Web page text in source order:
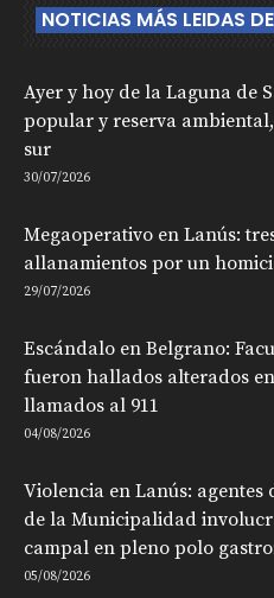
NOTICIAS MÁS LEIDAS
Ayer y hoy de la Laguna de
popular y reserva
sur
30/07/2026
Megaoperativo en Lanús:
allanamientos por un
29/07/2026
Escándalo en Belgrano:
fueron hallados alterados
llamados al 911
04/08/2026
Violencia en Lanús: agentes
de la Municipalidad
campal en pleno polo
05/08/2026